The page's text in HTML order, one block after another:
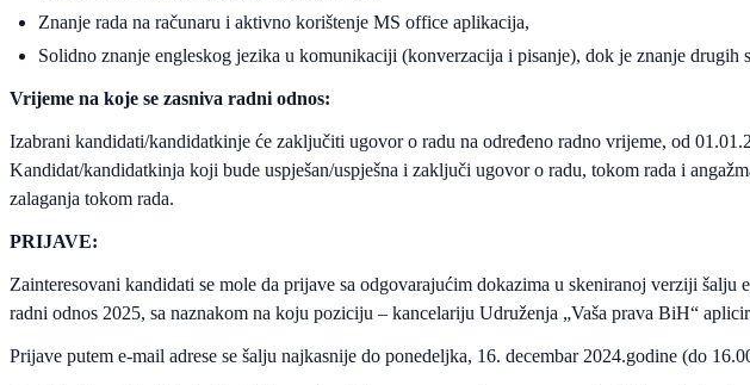
Znanje rada na računaru i aktivno korištenje MS office aplikacija,
Solidno znanje engleskog jezika u komunikaciji (konverzacija i pisanje), dok je znanje drugih
Vrijeme na koje se zasniva radni odnos:
Izabrani kandidati/kandidatkinje će zaključiti ugovor o radu na određeno radno vrijeme, od
Kandidat/kandidatkinja koji bude uspješan/uspješna i zaključi ugovor o radu, tokom rada i
zalaganja tokom rada.
PRIJAVE:
Zainteresovani kandidati se mole da prijave sa odgovarajućim dokazima u skeniranoj verziji šalju
radni odnos 2025, sa naznakom na koju poziciju – kancelariju Udruženja „Vaša prava BiH“
Prijave putem e-mail adrese se šalju najkasnije do ponedeljka, 16. decembar 2024.godine (do